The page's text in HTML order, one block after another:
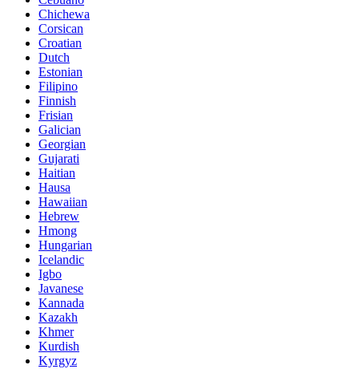
Chichewa
Corsican
Croatian
Dutch
Estonian
Filipino
Finnish
Frisian
Galician
Georgian
Gujarati
Haitian
Hausa
Hawaiian
Hebrew
Hmong
Hungarian
Icelandic
Igbo
Javanese
Kannada
Kazakh
Khmer
Kurdish
Kyrgyz